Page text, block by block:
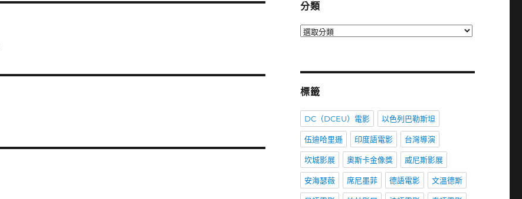
分類
分
標籤
DC（DCEU）電影 以色列巴勒斯坦
伍迪哈里遜 印度語電影 台灣導演
坎城影展 奧斯卡金像獎 威尼斯影展
安海瑟薇 席尼墨菲 德語電影 文溫德斯